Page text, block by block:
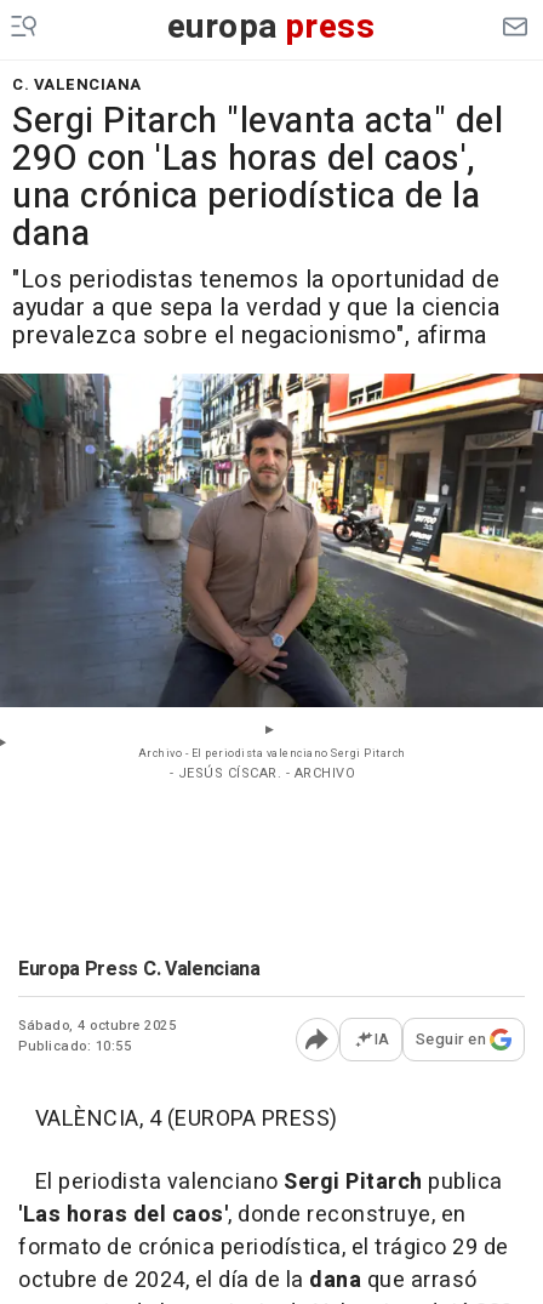
europa press
C. VALENCIANA
Sergi Pitarch "levanta acta" del
29O con 'Las horas del caos',
una crónica periodística de la
dana
"Los periodistas tenemos la oportunidad de
ayudar a que sepa la verdad y que la ciencia
prevalezca sobre el negacionismo", afirma
Archivo - El periodista valenciano Sergi Pitarch
- JESÚS CÍSCAR. - ARCHIVO
Europa Press C. Valenciana
Sábado, 4 octubre 2025
Publicado: 10:55
Abrir opciones para
IA Seguir en
VALÈNCIA, 4 (EUROPA PRESS)
El periodista valenciano Sergi Pitarch publica
'Las horas del caos', donde reconstruye, en
formato de crónica periodística, el trágico 29 de
octubre de 2024, el día de la dana que arrasó